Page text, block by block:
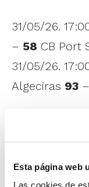
Esta página web
Las cookies de
31/05/26.
– 58 CB Port
31/05/26.
Algeciras 93 –
Calendario
Grupo 1 –